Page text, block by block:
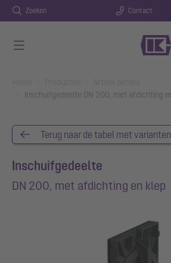
Zoeken Contact
Inschuifgedeelte DN 200, met afdichting
Terug naar de tabel met varianten
Inschuifgedeelte
DN 200, met afdichting en klep